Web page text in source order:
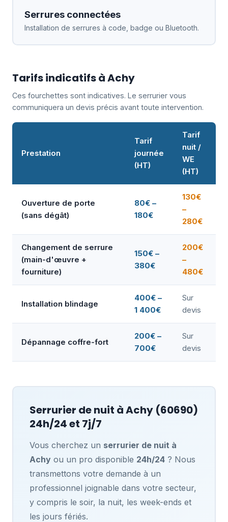
Serrures connectées
Installation de serrures à code, badge ou Bluetooth.
Tarifs indicatifs à Achy
Ces fourchettes sont indicatives. Le serrurier vous
communiquera un devis précis avant toute intervention.
Prestation
Tarif
journée
(HT)
Tarif
nuit /
WE
(HT)
Ouverture de porte
(sans dégât)
80€ –
180€
130€
–
280€
Changement de serrure
(main-d'œuvre +
fourniture)
150€ –
380€
200€
–
480€
Installation blindage
400€ –
1 400€
Sur
devis
Dépannage coffre-fort
200€ –
700€
Sur
devis
Serrurier de nuit àAchy(60690)
24h/24 et 7j/7
Vous cherchez un serrurier de nuit à
Achyou un pro disponible 24h/24? Nous
transmettons votre demande à un
professionnel joignable dans votre secteur,
y compris le soir, la nuit, les week-ends et
les jours fériés.